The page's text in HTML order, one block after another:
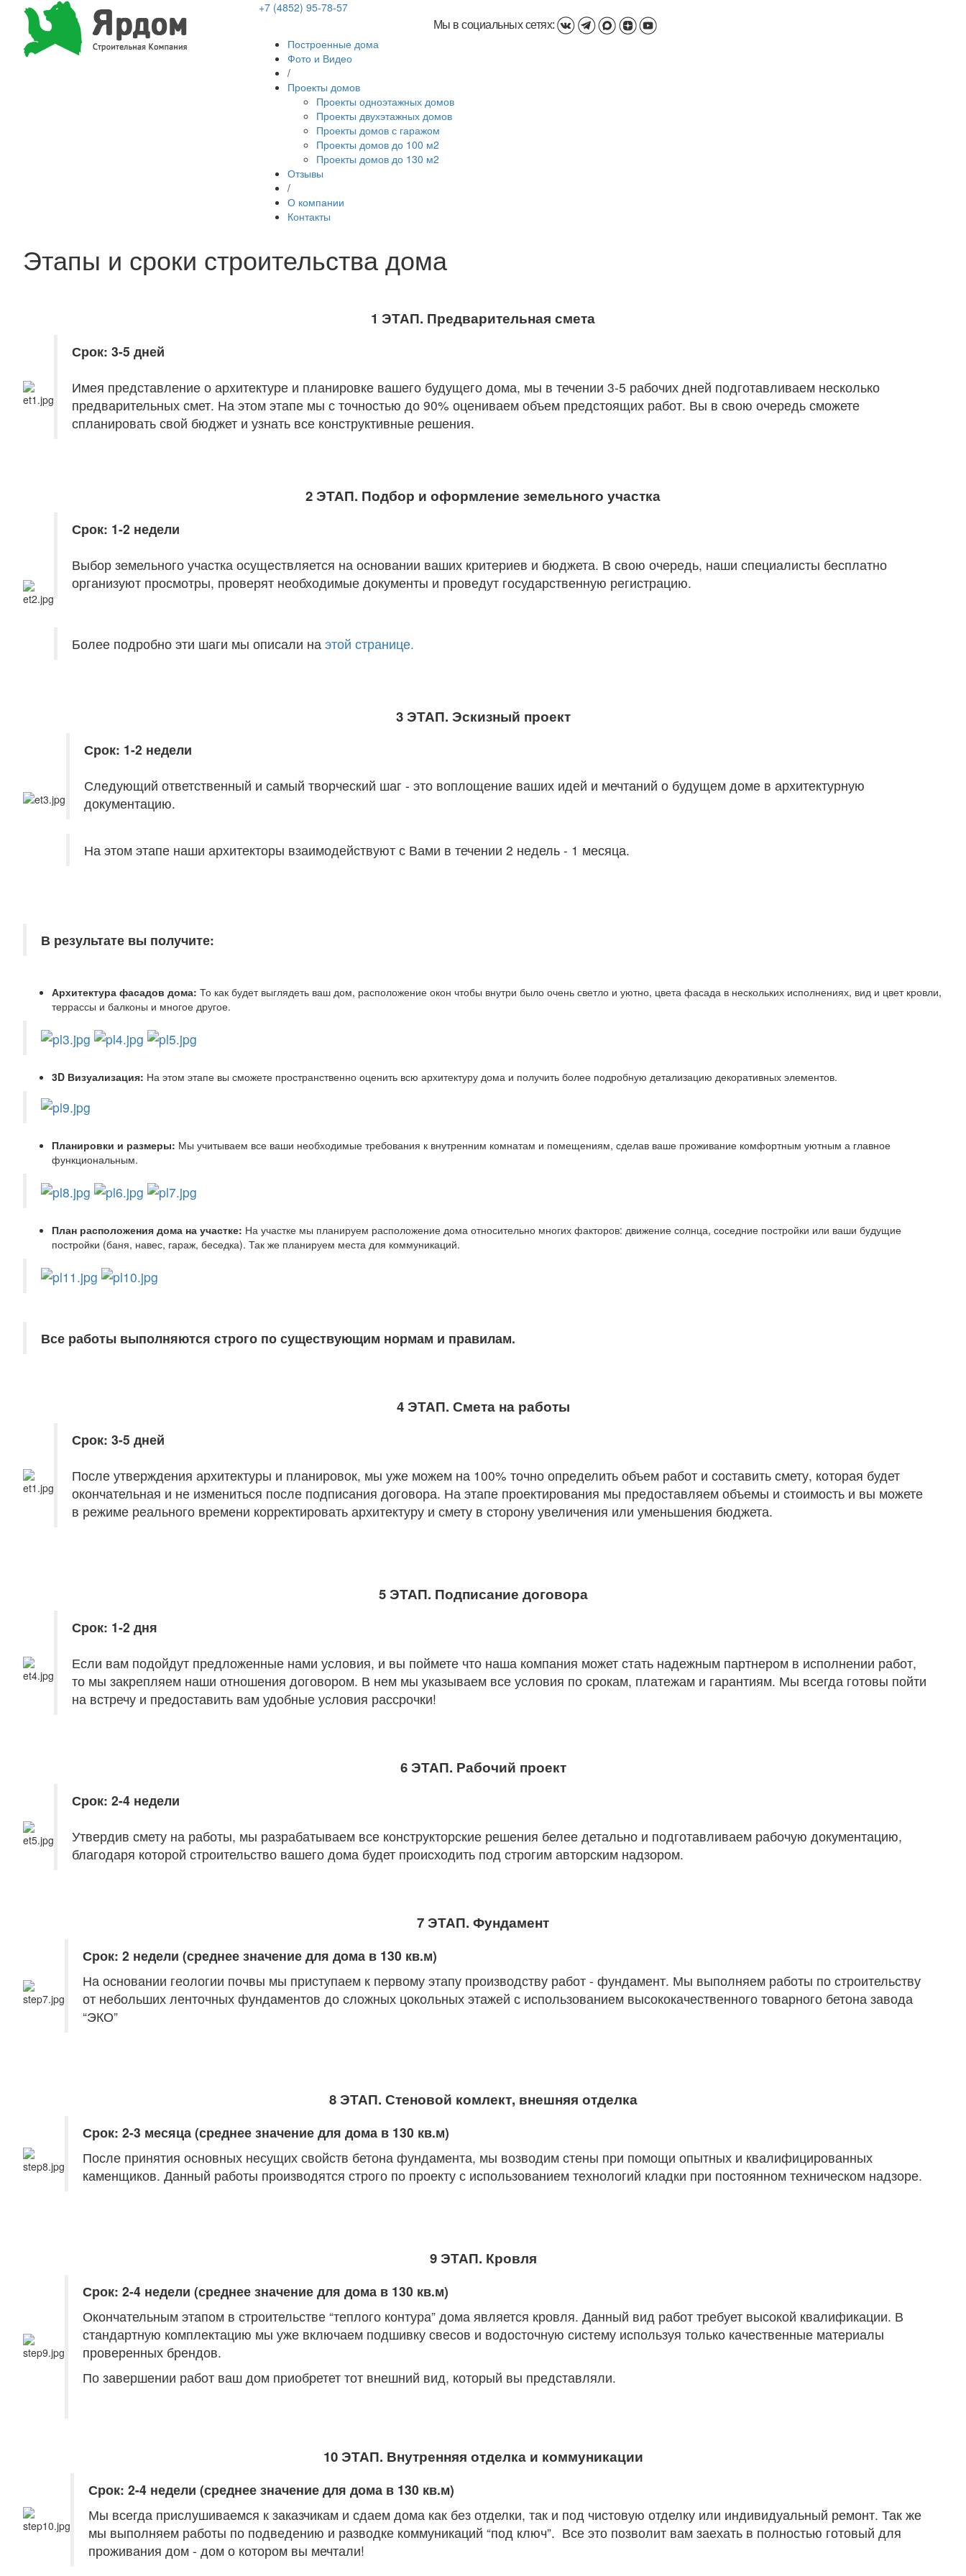
+7 (4852) 95-78-57
Мы в социальных сетях:
Построенные дома
Фото и Видео
/
Проекты домов
Проекты одноэтажных домов
Проекты двухэтажных домов
Проекты домов с гаражом
Проекты домов до 100 м2
Проекты домов до 130 м2
Отзывы
/
О компании
Контакты
Этапы и сроки строительства дома
1 ЭТАП. Предварительная смета
Срок: 3-5 дней
Имея представление о архитектуре и планировке вашего будущего дома, мы в течении 3-5 рабочих дней подготавливаем несколько
предварительных смет. На этом этапе мы с точностью до 90% оцениваем объем предстоящих работ. Вы в свою очередь сможете
спланировать свой бюджет и узнать все конструктивные решения.
2 ЭТАП. Подбор и оформление земельного участка
Срок: 1-2 недели
Выбор земельного участка осуществляется на основании ваших критериев и бюджета. В свою очередь, наши специалисты бесплатно
организуют просмотры, проверят необходимые документы и проведут государственную регистрацию.
Более подробно эти шаги мы описали на этой странице.
3 ЭТАП. Эскизный проект
Срок: 1-2 недели
Следующий ответственный и самый творческий шаг - это воплощение ваших идей и мечтаний о будущем доме в архитектурную
документацию.
На этом этапе наши архитекторы взаимодействуют с Вами в течении 2 недель - 1 месяца.
В результате вы получите:
Архитектура фасадов дома: То как будет выглядеть ваш дом, расположение окон чтобы внутри было очень светло и уютно, цвета фасада в нескольких исполнениях, вид и цвет кровли,
террассы и балконы и многое другое.
3D Визуализация: На этом этапе вы сможете пространственно оценить всю архитектуру дома и получить более подробную детализацию декоративных элементов.
Планировки и размеры: Мы учитываем все ваши необходимые требования к внутренним комнатам и помещениям, сделав ваше проживание комфортным уютным а главное
функциональным.
План расположения дома на участке: На участке мы планируем расположение дома относительно многих факторов: движение солнца, соседние постройки или ваши будущие
постройки (баня, навес, гараж, беседка). Так же планируем места для коммуникаций.
Все работы выполняются строго по существующим нормам и правилам.
4 ЭТАП. Смета на работы
Срок: 3-5 дней
После утверждения архитектуры и планировок, мы уже можем на 100% точно определить объем работ и составить смету, которая будет
окончательная и не измениться после подписания договора. На этапе проектирования мы предоставляем объемы и стоимость и вы можете
в режиме реального времени корректировать архитектуру и смету в сторону увеличения или уменьшения бюджета.
5 ЭТАП. Подписание договора
Срок: 1-2 дня
Если вам подойдут предложенные нами условия, и вы поймете что наша компания может стать надежным партнером в исполнении работ,
то мы закрепляем наши отношения договором. В нем мы указываем все условия по срокам, платежам и гарантиям. Мы всегда готовы пойти
на встречу и предоставить вам удобные условия рассрочки!
6 ЭТАП. Рабочий проект
Срок: 2-4 недели
Утвердив смету на работы, мы разрабатываем все конструкторские решения белее детально и подготавливаем рабочую документацию,
благодаря которой строительство вашего дома будет происходить под строгим авторским надзором.
7 ЭТАП. Фундамент
Срок: 2 недели (среднее значение для дома в 130 кв.м)
На основании геологии почвы мы приступаем к первому этапу производству работ - фундамент. Мы выполняем работы по строительству
от небольших ленточных фундаментов до сложных цокольных этажей с использованием высококачественного товарного бетона завода
“ЭКО”
8 ЭТАП. Стеновой комлект, внешняя отделка
Срок: 2-3 месяца (среднее значение для дома в 130 кв.м)
После принятия основных несущих свойств бетона фундамента, мы возводим стены при помощи опытных и квалифицированных
каменщиков. Данный работы производятся строго по проекту с использованием технологий кладки при постоянном техническом надзоре.
9 ЭТАП. Кровля
Срок: 2-4 недели (среднее значение для дома в 130 кв.м)
Окончательным этапом в строительстве “теплого контура” дома является кровля. Данный вид работ требует высокой квалификации. В
стандартную комплектацию мы уже включаем подшивку свесов и водосточную систему используя только качественные материалы
проверенных брендов.
По завершении работ ваш дом приобретет тот внешний вид, который вы представляли.
10 ЭТАП. Внутренняя отделка и коммуникации
Срок: 2-4 недели (среднее значение для дома в 130 кв.м)
Мы всегда прислушиваемся к заказчикам и сдаем дома как без отделки, так и под чистовую отделку или индивидуальный ремонт. Так же
мы выполняем работы по подведению и разводке коммуникаций “под ключ”. Все это позволит вам заехать в полностью готовый для
проживания дом - дом о котором вы мечтали!